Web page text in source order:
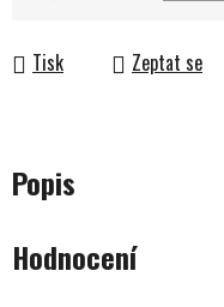
Tisk Zeptat se
Popis
Hodnocení